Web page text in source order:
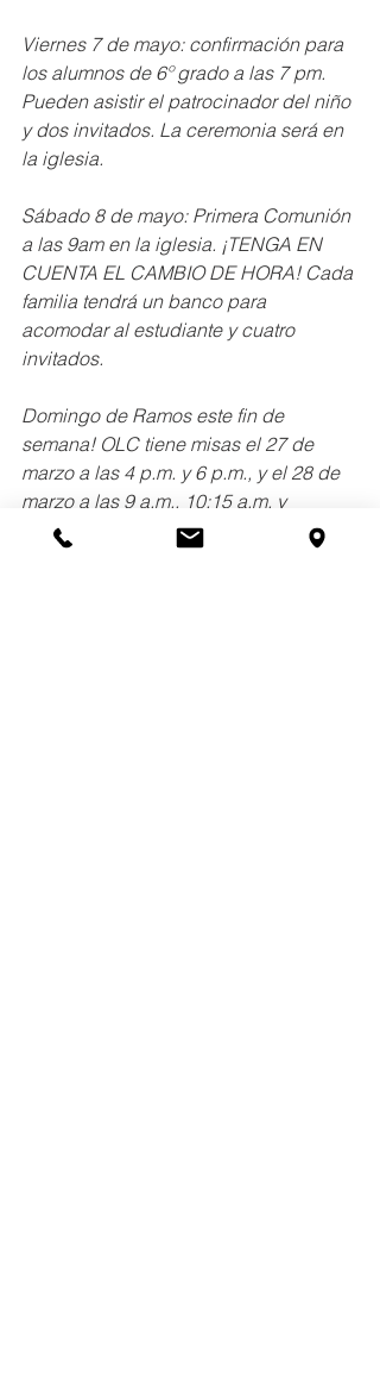
Viernes 7 de mayo: confirmación para
los alumnos de 6º grado a las 7 pm.
Pueden asistir el patrocinador del niño
y dos invitados. La ceremonia será en
la iglesia.
Sábado 8 de mayo: Primera Comunión
a las 9am en la iglesia. ¡TENGA EN
CUENTA EL CAMBIO DE HORA! Cada
familia tendrá un banco para
acomodar al estudiante y cuatro
invitados.
Domingo de Ramos este fin de
semana! OLC tiene misas el 27 de
marzo a las 4 p.m. y 6 p.m., y el 28 de
marzo a las 9 a.m., 10:15 a.m. y
mediodía. Llame al 708 863-1207 ext.